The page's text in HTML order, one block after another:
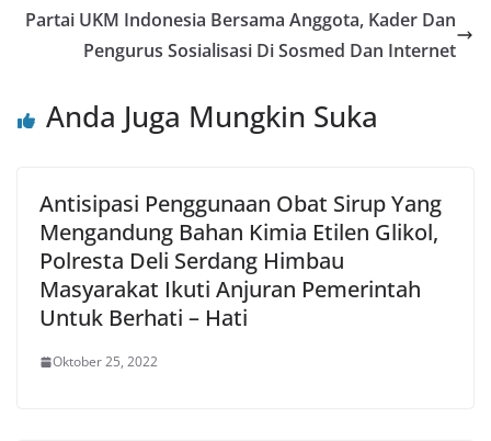
Partai UKM Indonesia Bersama Anggota, Kader Dan
Pengurus Sosialisasi Di Sosmed Dan Internet
Anda Juga Mungkin Suka
Antisipasi Penggunaan Obat Sirup Yang
Mengandung Bahan Kimia Etilen Glikol,
Polresta Deli Serdang Himbau
Masyarakat Ikuti Anjuran Pemerintah
Untuk Berhati – Hati
Oktober 25, 2022